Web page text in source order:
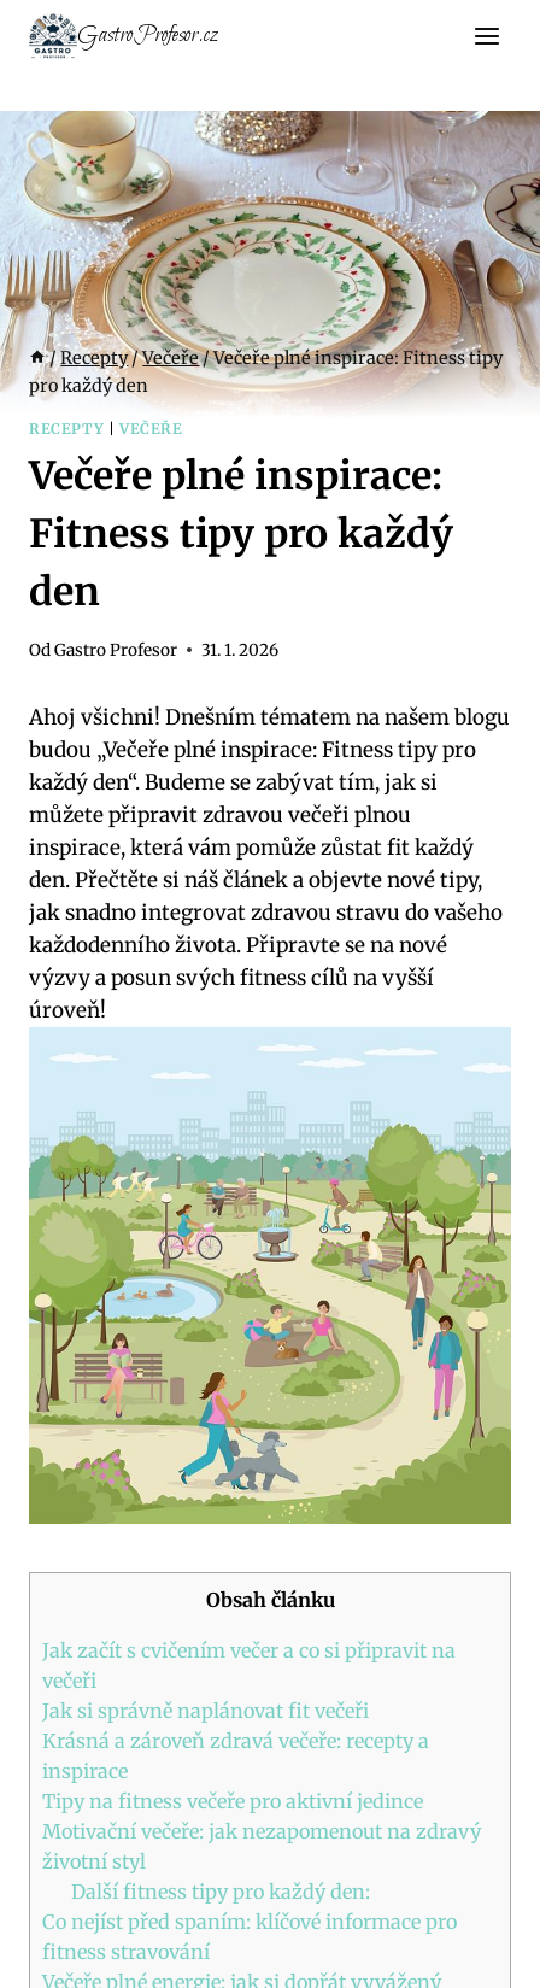
Přeskočit
GastroProfesor.cz
/Recepty/Večeře/Večeře plné inspirace: Fitness tipy
pro každý den
RECEPTY |VEČEŘE
Večeře plné inspirace:
Fitness tipy pro každý
den
OdGastro Profesor 31. 1. 2026
Ahoj všichni! Dnešním tématem na našem blogu
budou „Večeře plné inspirace: Fitness tipy pro
každý den“. Budeme se zabývat tím, jak si
můžete připravit zdravou večeři plnou
inspirace, která vám pomůže zůstat fit každý
den. Přečtěte si náš článek a objevte nové tipy,
jak snadno integrovat zdravou stravu do vašeho
každodenního života. Připravte se na nové
výzvy a posun svých fitness cílů na vyšší
úroveň!
Obsah článku
Jak začít s cvičením večer a co si připravit na
večeři
Jak si správně naplánovat fit večeři
Krásná a zároveň zdravá večeře: recepty a
inspirace
Tipy na fitness večeře pro aktivní jedince
Motivační večeře: jak nezapomenout na zdravý
životní styl
Další fitness tipy pro každý den:
Co nejíst před spaním: klíčové informace pro
fitness stravování
Večeře plné energie: jak si dopřát vyvážený